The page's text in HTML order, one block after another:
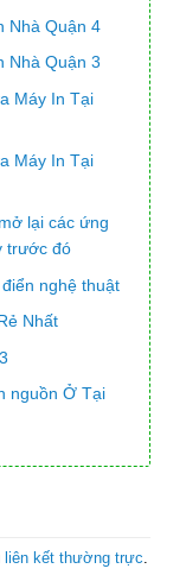
Nhà Quận 4
Nhà Quận 3
Máy In Tại
Máy In Tại
lại các ứng
trước đó
nghệ thuật
Nhất
nguồn Ở Tại
liên kết thường trực